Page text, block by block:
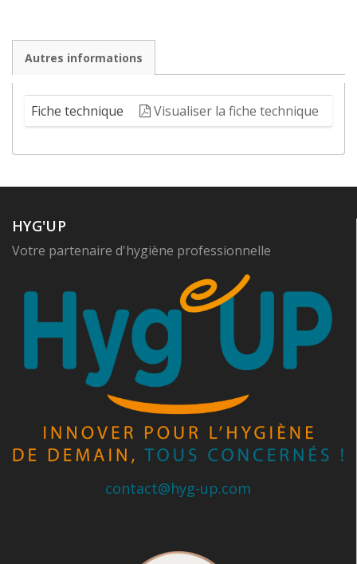
Autres informations
Fiche technique Visualiser la fiche technique
HYG'UP
Votre partenaire d'hygiène professionnelle
contact@hyg-up.com